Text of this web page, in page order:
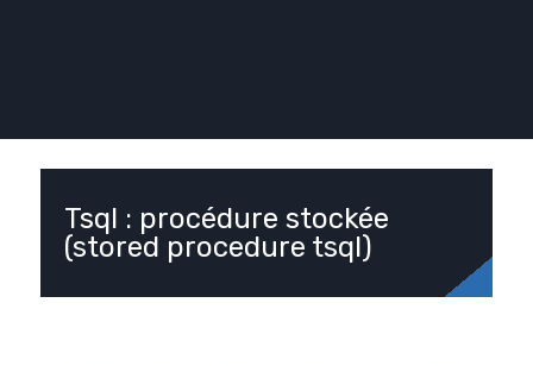
Tsql : procédure stockée
(stored procedure tsql)